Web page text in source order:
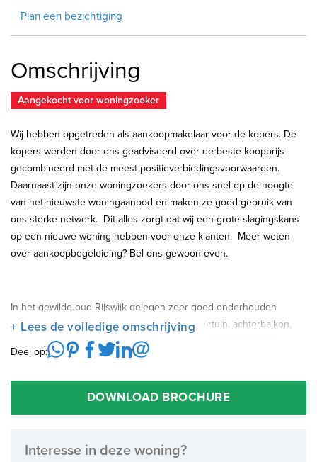
Plan een bezichtiging
Omschrijving
Aangekocht voor woningzoeker
Wij hebben opgetreden als aankoopmakelaar voor de kopers. De
kopers werden door ons geadviseerd over de beste koopprijs
gecombineerd met de meest positieve biedingsvoorwaarden.
Daarnaast zijn onze woningzoekers door ons snel op de hoogte
van het nieuwste woningaanbod en maken ze goed gebruik van
ons sterke netwerk. Dit alles zorgt dat wij een grote slagingskans
op een nieuwe woning hebben voor onze klanten. Meer weten
over aankoopbegeleiding? Bel ons gewoon even.
In het gewilde oud Rijswijk gelegen zeer goed onderhouden
verhoogde parterre woning met zonnige voortuin, achterbalkon,
glas in lood ramen en en suite en extra 3e slaapkamer in het
souterrain!
+ Lees de volledige omschrijving
Deel op:
DOWNLOAD BROCHURE
Interesse in deze woning?